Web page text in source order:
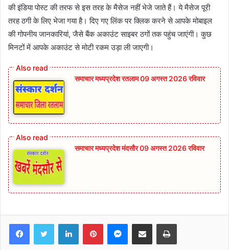
की इंडिया पोस्ट की तरफ से इस तरह के मैसेज नहीं भेजे जाते हैं। ये मैसेज पूरी
तरह ठगी के लिए भेजा गया है। दिए गए लिंक पर क्लिक करने से आपके मोबाइल
की गोपनीय जानकारियां, जैसे बैंक अकाउंट साइबर ठगों तक पहुंच जाएंगी। कुछ
मिनटों में आपके अकाउंट से मोटी रकम उड़ा ली जाएगी।
समाचार मध्यप्रदेश रतलाम 09 अगस्त 2026 रविवार
समाचार मध्यप्रदेश मंदसौर 09 अगस्त 2026 रविवार
FacebookTwitter LinkedInPinterestMessenger
Share via Email Print